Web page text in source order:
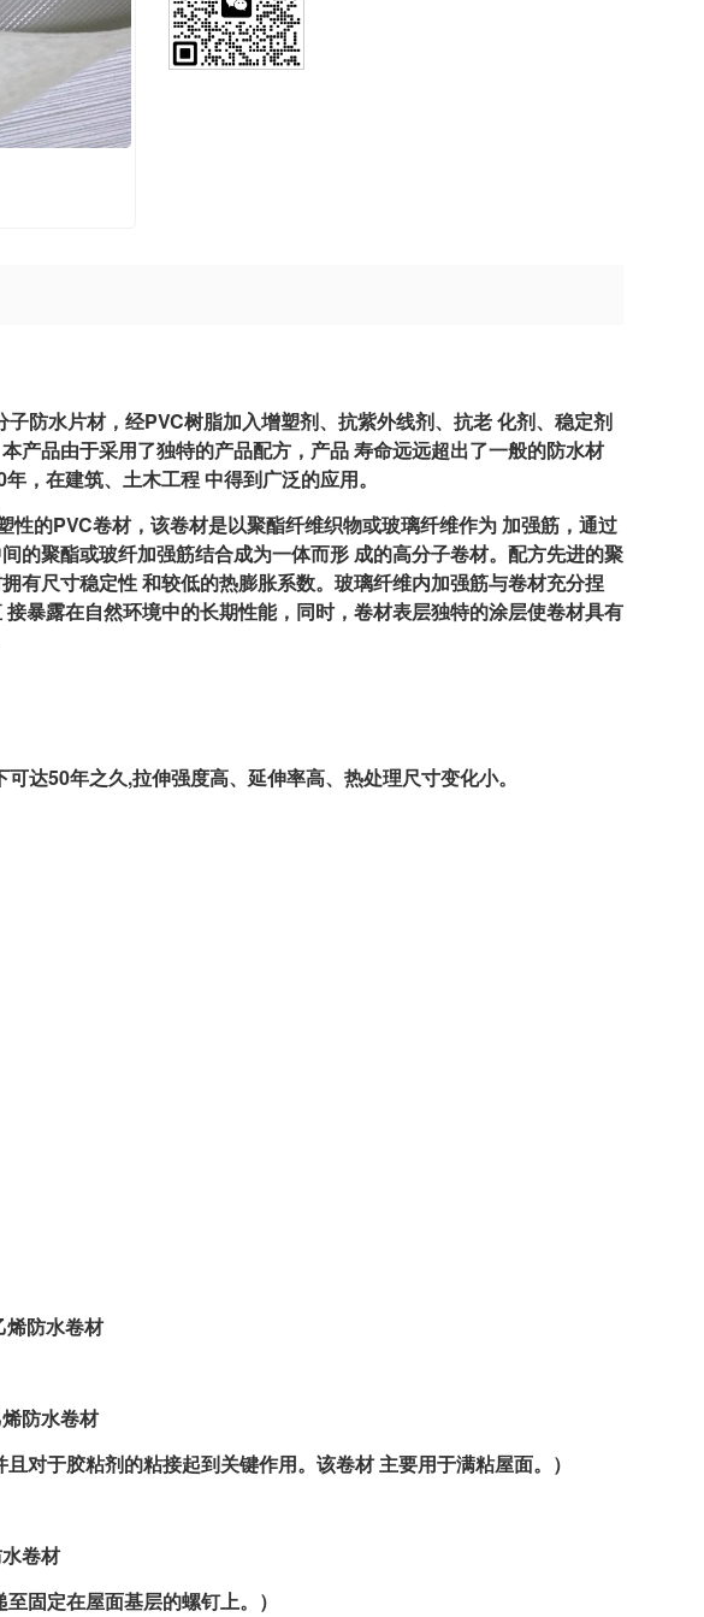
水片材，经PVC树脂加入增塑剂、抗紫外线剂、抗老 化剂、稳定剂
产品由于采用了独特的产品配方，产品 寿命远远超出了一般的防水材
，在建筑、土木工程 中得到广泛的应用。
的PVC卷材，该卷材是以聚酯纤维织物或玻璃纤维作为 加强筋，通过
的聚酯或玻纤加强筋结合成为一体而形 成的高分子卷材。配方先进的聚
有尺寸稳定性 和较低的热膨胀系数。玻璃纤维内加强筋与卷材充分捏
暴露在自然环境中的长期性能，同时，卷材表层独特的涂层使卷材具有
达50年之久,拉伸强度高、延伸率高、热处理尺寸变化小。
防水卷材
防水卷材
于胶粘剂的粘接起到关键作用。该卷材 主要用于满粘屋面。）
卷材
固定在屋面基层的螺钉上。）